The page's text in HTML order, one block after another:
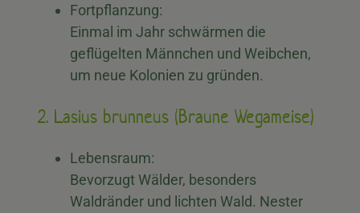
Fortpflanzung:
Einmal im Jahr schwärmen die
geflügelten Männchen und Weibchen,
um neue Kolonien zu gründen.
2. Lasius brunneus (Braune Wegameise)
Lebensraum:
Bevorzugt Wälder, besonders
Waldränder und lichten Wald. Nester